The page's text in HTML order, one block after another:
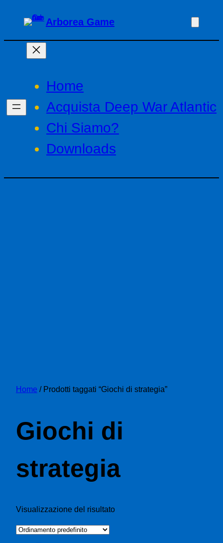
Arborea Game
Home
Acquista Deep War Atlantic
Chi Siamo?
Downloads
Home / Prodotti taggati “Giochi di strategia”
Giochi di
strategia
Visualizzazione del risultato